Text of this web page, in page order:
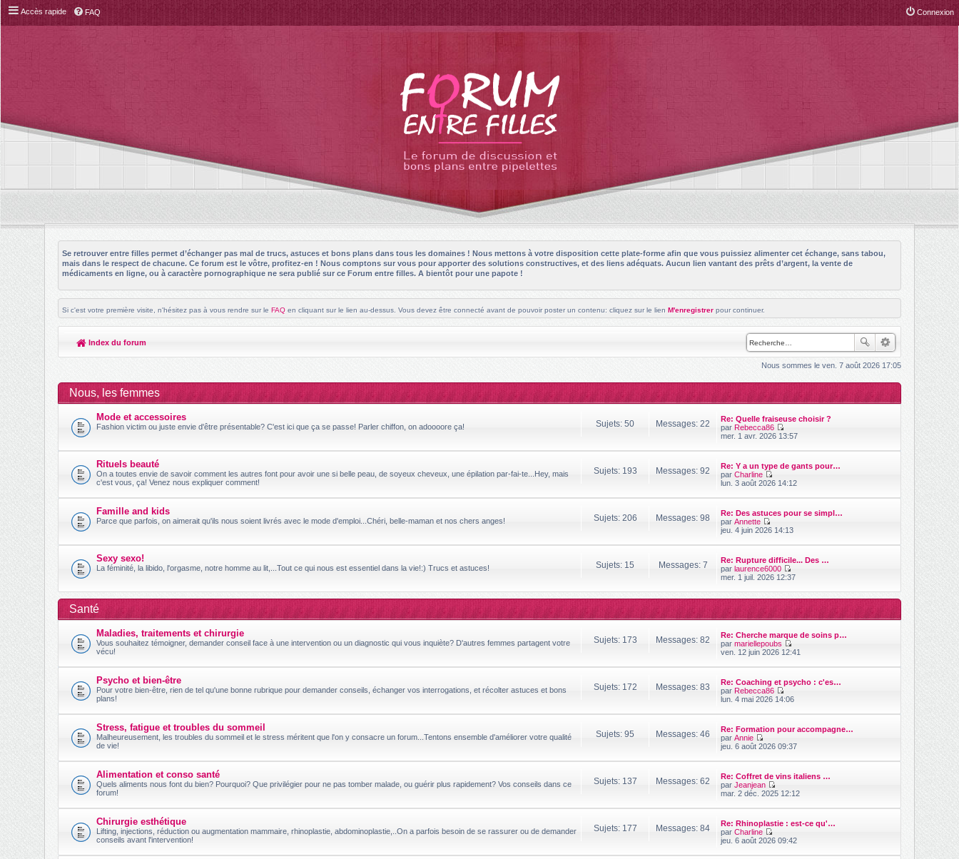
Accès rapide FAQ Connexion
Se retrouver entre filles permet d’échanger pas mal de trucs, astuces et bons plans dans tous les domaines ! Nous mettons à votre disposition cette plate-forme afin que vous puissiez alimenter cet échange, sans tabou,
mais dans le respect de chacune. Ce forum est le vôtre, profitez-en ! Nous comptons sur vous pour apporter des solutions constructives, et des liens adéquats. Aucun lien vantant des prêts d’argent, la vente de
médicaments en ligne, ou à caractère pornographique ne sera publié sur ce Forum entre filles. A bientôt pour une papote !
Si c'est votre première visite, n'hésitez pas à vous rendre sur le FAQ en cliquant sur le lien au-dessus. Vous devez être connecté avant de pouvoir poster un contenu: cliquez sur le lien M'enregistrer pour continuer.
Index du forum
Nous sommes le ven. 7 août 2026 17:05
Nous, les femmes
Mode et accessoires
Fashion victim ou juste envie d'être présentable? C'est ici que ça se passe! Parler chiffon, on adoooore ça! Sujets: 50 Messages: 22
Re: Quelle fraiseuse choisir ?
par Rebecca86
V
i
l
d
n
i
e
m
s
s
a
e
mer. 1 avr. 2026 13:57
Rituels beauté
On a toutes envie de savoir comment les autres font pour avoir une si belle peau, de soyeux cheveux, une épilation par-fai-te...Hey, mais
c'est vous, ça! Venez nous expliquer comment!
Sujets: 193 Messages: 92
Re: Y a un type de gants pour…
par Charline
V
i
l
d
n
i
e
m
e
s
g
e
lun. 3 août 2026 14:12
Famille and kids
Parce que parfois, on aimerait qu'ils nous soient livrés avec le mode d'emploi...Chéri, belle-maman et nos chers anges! Sujets: 206 Messages: 98
Re: Des astuces pour se simpl…
par Annette
V
i
l
e
d
r
e
m
e
s
s
g
e
jeu. 4 juin 2026 14:13
Sexy sexo!
La féminité, la libido, l'orgasme, notre homme au lit,...Tout ce qui nous est essentiel dans la vie!:) Trucs et astuces! Sujets: 15 Messages: 7
Re: Rupture difficile... Des …
par laurence6000
V
i
r
e
e
n
e
m
e
s
s
g
mer. 1 juil. 2026 12:37
Santé
Maladies, traitements et chirurgie
Vous souhaitez témoigner, demander conseil face à une intervention ou un diagnostic qui vous inquiète? D'autres femmes partagent votre
vécu!
Sujets: 173 Messages: 82
Re: Cherche marque de soins p…
par mariellepoubs
V
i
l
d
n
e
m
s
a
ven. 12 juin 2026 12:41
Psycho et bien-être
Pour votre bien-être, rien de tel qu'une bonne rubrique pour demander conseils, échanger vos interrogations, et récolter astuces et bons
plans!
Sujets: 172 Messages: 83
Re: Coaching et psycho : c'es…
par Rebecca86
V
i
l
d
n
e
m
s
a
lun. 4 mai 2026 14:06
Stress, fatigue et troubles du sommeil
Malheureusement, les troubles du sommeil et le stress méritent que l'on y consacre un forum...Tentons ensemble d'améliorer votre qualité
de vie!
Sujets: 95 Messages: 46
Re: Formation pour accompagne…
par Annie
V
i
l
e
d
n
e
m
jeu. 6 août 2026 09:37
Alimentation et conso santé
Quels aliments nous font du bien? Pourquoi? Que privilégier pour ne pas tomber malade, ou guérir plus rapidement? Vos conseils dans ce
forum!
Sujets: 137 Messages: 62
Re: Coffret de vins italiens …
par Jeanjean
V
i
l
d
mar. 2 déc. 2025 12:12
Chirurgie esthétique
Lifting, injections, réduction ou augmentation mammaire, rhinoplastie, abdominoplastie,..On a parfois besoin de se rassurer ou de demander
conseils avant l'intervention!
Sujets: 177 Messages: 84
Re: Rhinoplastie : est-ce qu'…
par Charline
V
i
jeu. 6 août 2026 09:42